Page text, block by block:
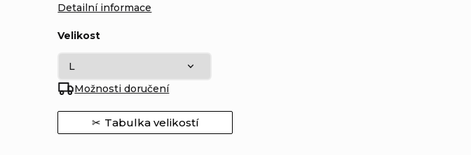
Velikost
Možnosti doručení
Tabulka velikostí
Detailní informace